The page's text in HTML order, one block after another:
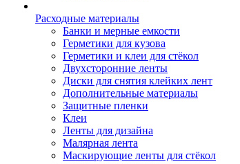
Расходные материалы
Банки и мерные емкости
Герметики для кузова
Герметики и клеи для стёкол
Двухсторонние ленты
Диски для снятия клейких лент
Дополнительные материалы
Защитные пленки
Клеи
Ленты для дизайна
Малярная лента
Маскирующие ленты для стёкол